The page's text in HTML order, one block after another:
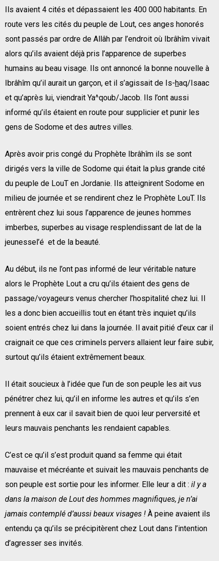
Ils avaient 4 cités et dépassaient les 400 000 habitants. En
route vers les cités du peuple de Lout, ces anges honorés
sont passés par ordre de Allâh par l’endroit où Ibrâhîm vivait
alors qu’ils avaient déjà pris l’apparence de superbes
humains au beau visage. Ils ont annoncé la bonne nouvelle à
Ibrâhîm qu’il aurait un garçon, et il s’agissait de Is-haq/Isaac
et qu’après lui, viendrait Ya^qoub/Jacob. Ils l’ont aussi
informé qu’ils étaient en route pour supplicier et punir les
gens de Sodome et des autres villes.
Après avoir pris congé du Prophète Ibrâhîm ils se sont
dirigés vers la ville de Sodome qui était la plus grande cité
du peuple de LouT en Jordanie. Ils atteignirent Sodome en
milieu de journée et se rendirent chez le Prophète LouT. Ils
entrèrent chez lui sous l’apparence de jeunes hommes
imberbes, superbes au visage resplendissant de lat de la
jeunessel’é et de la beauté.
Au début, ils ne l’ont pas informé de leur véritable nature
alors le Prophète Lout a cru qu’ils étaient des gens de
passage/voyageurs venus chercher l’hospitalité chez lui. Il
les a donc bien accueillis tout en étant très inquiet qu’ils
soient entrés chez lui dans la journée. Il avait pitié d’eux car il
craignait ce que ces criminels pervers allaient leur faire subir,
surtout qu’ils étaient extrêmement beaux.
Il était soucieux à l’idée que l’un de son peuple les ait vus
pénétrer chez lui, qu’il en informe les autres et qu’ils s’en
prennent à eux car il savait bien de quoi leur perversité et
leurs mauvais penchants les rendaient capables.
C’est ce qu’il s’est produit quand sa femme qui était
mauvaise et mécréante et suivait les mauvais penchants de
son peuple est sortie pour les informer. Elle leur a dit : il y a
dans la maison de Lout des hommes magnifiques, je n’ai
jamais contemplé d’aussi beaux visages ! À peine avaient ils
entendu ça qu’ils se précipitèrent chez Lout dans l’intention
d’agresser ses invités.